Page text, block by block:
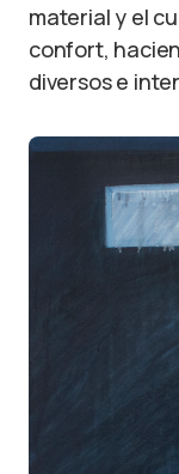
material y el
confort,
diversos e